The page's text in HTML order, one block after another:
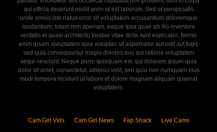
qui officia deserunt mollit anim id est laborum. Sed ut perspiciatis
unde omnis iste natus error sit voluptatem accusantium doloremque
laudantium, totam rem aperiam, eaque ipsa quae ab illo inventore
veritatis et quasi architecto beatae vitae dicta sunt explicabo. Nemo
enim ipsam voluptatem quia voluptas sit aspernatur aut odit aut fugit,
sed quia consequuntur magni dolores eos qui ratione voluptatem
sequi nesciunt. Neque porro quisquam est, qui dolorem ipsum quia
dolor sit amet, consectetur, adipisci velit, sed quia non numquam eius
modi tempora incidunt ut labore et dolore magnam aliquam quaerat
voluptatem.
Cam Girl Vids Cam Girl News Fap Shack Live Cams